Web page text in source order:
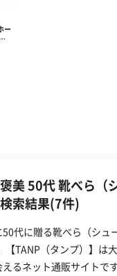
美 50代 靴べら（
索結果(7件)
代に贈る靴べら（シュ
【TANP（タンプ）】は
えるネット通販サイトで